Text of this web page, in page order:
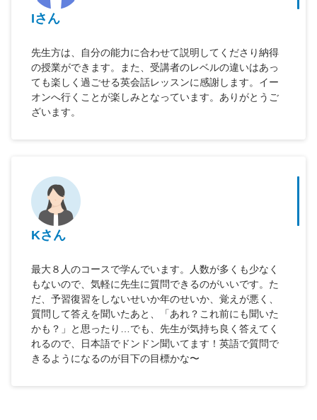
Iさん
先生方は、自分の能力に合わせて説明してくださり納得
の授業ができます。また、受講者のレベルの違いはあっ
ても楽しく過ごせる英会話レッスンに感謝します。イー
オンへ行くことが楽しみとなっています。ありがとうご
ざいます。
Kさん
最大８人のコースで学んでいます。人数が多くも少なく
もないので、気軽に先生に質問できるのがいいです。た
だ、予習復習をしないせいか年のせいか、覚えが悪く、
質問して答えを聞いたあと、「あれ？これ前にも聞いた
かも？」と思ったり…でも、先生が気持ち良く答えてく
れるので、日本語でドンドン聞いてます！英語で質問で
きるようになるのが目下の目標かな〜